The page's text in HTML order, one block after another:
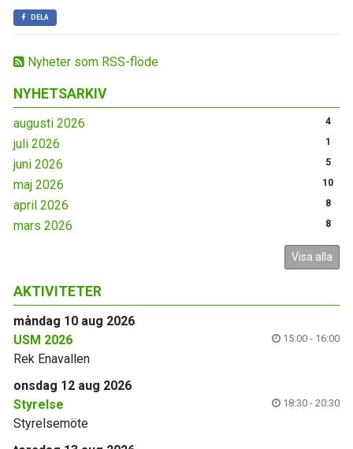
Nyheter som RSS-flöde
NYHETSARKIV
augusti 2026 4
juli 2026 1
juni 2026 5
maj 2026 10
april 2026 8
mars 2026 8
Visa alla
AKTIVITETER
måndag 10 aug 2026
USM 2026
15:00 - 16:00
Rek Enavallen
onsdag 12 aug 2026
Styrelse
18:30 - 20:30
Styrelsemöte
DELA